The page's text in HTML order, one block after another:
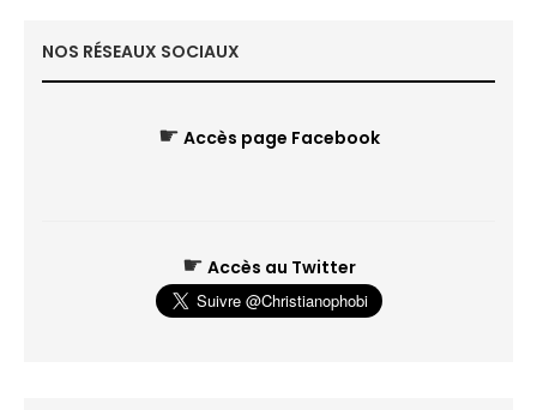
NOS RÉSEAUX SOCIAUX
☛ Accès page Facebook
☛ Accès au Twitter